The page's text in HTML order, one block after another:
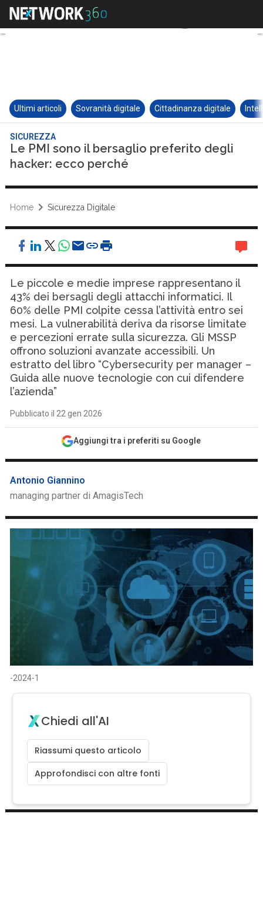
Ultimi articoli Sovranità digitale Cittadinanza digitale
SICUREZZA
Le PMI sono il bersaglio preferito degli
hacker: ecco perché
Home Sicurezza Digitale
Le piccole e medie imprese rappresentano il
43% dei bersagli degli attacchi informatici. Il
60% delle PMI colpite cessa l’attività entro sei
mesi. La vulnerabilità deriva da risorse limitate
e percezioni errate sulla sicurezza. Gli MSSP
offrono soluzioni avanzate accessibili. Un
estratto del libro “Cybersecurity per manager –
Guida alle nuove tecnologie con cui difendere
l’azienda”
Pubblicato il 22 gen 2026
Aggiungi tra i preferiti su Google
Antonio Giannino
managing partner di AmagisTech
-2024-1
Chiedi all'AI
Riassumi questo articolo
Approfondisci con altre fonti